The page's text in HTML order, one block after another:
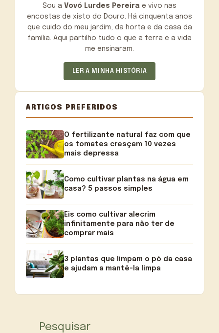
Sou a Vovó Lurdes Pereira e vivo nas
encostas de xisto do Douro. Há cinquenta anos
que cuido do meu jardim, da horta e da casa da
família. Aqui partilho tudo o que a terra e a vida
me ensinaram.
LER A MINHA HISTÓRIA
ARTIGOS PREFERIDOS
O fertilizante natural faz com que
os tomates cresçam 10 vezes
mais depressa
Como cultivar plantas na água em
casa? 5 passos simples
Eis como cultivar alecrim
infinitamente para não ter de
comprar mais
3 plantas que limpam o pó da casa
e ajudam a mantê-la limpa
Pesquisar